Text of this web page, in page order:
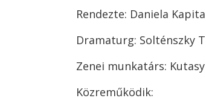
Rendezte: Daniela
Dramaturg: Solténszky
Zenei munkatárs:
Közreműködik: